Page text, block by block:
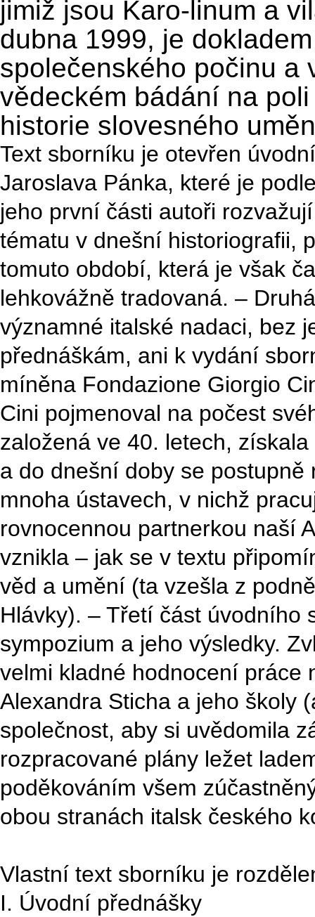
jimiž jsou Karo-linum a
dubna 1999, je
společenského počinu a
vědeckém bádání na
historie slovesného
Text sborníku je otevřen
Jaroslava Pánka, které je
jeho první části autoři
tématu v dnešní historiografii,
tomuto období, která je však
lehkovážně tradovaná. –
významné italské nadaci, bez
přednáškám, ani k vydání
míněna Fondazione Giorgio
Cini pojmenoval na počest
založená ve 40. letech,
a do dnešní doby se
mnoha ústavech, v nichž
rovnocennou partnerkou naší
vznikla – jak se v textu
věd a umění (ta vzešla z
Hlávky). – Třetí část úvodního
sympozium a jeho výsledky.
velmi kladné hodnocení práce
Alexandra Sticha a jeho školy
společnost, aby si uvědomila
rozpracované plány ležet
poděkováním všem
obou stranách italsk českého
Vlastní text sborníku je
I. Úvodní přednášky